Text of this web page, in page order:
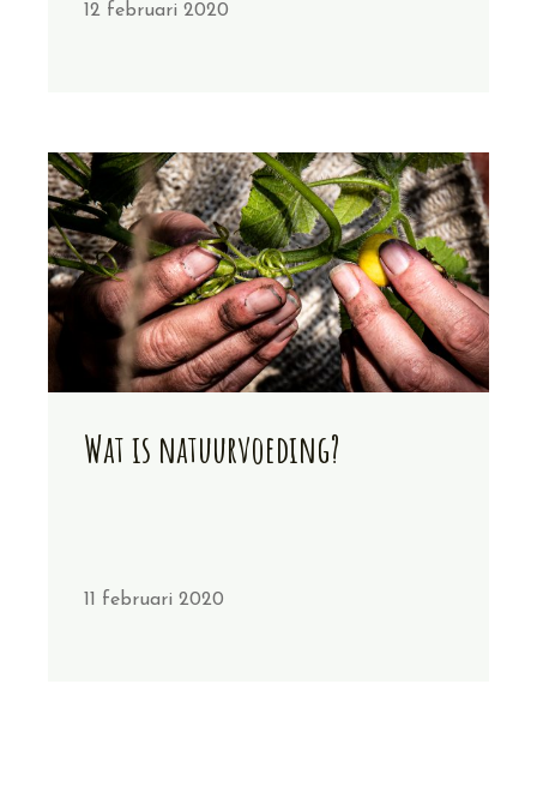
12 februari 2020
Wat is natuurvoeding?
11 februari 2020